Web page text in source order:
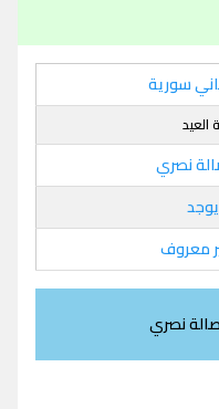
سورية
العيد
نصري
معروف
نصري